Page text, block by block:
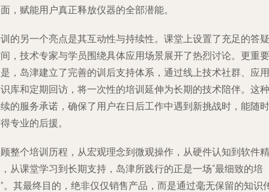
，赋能用户真正释放仪器的全部潜能。
的另一个亮点是其互动性与持续性。课堂上设置了充足的答疑
，技术专家与学员围绕具体应用场景展开了热烈讨论。更重要
，岛津建立了完善的训后支持体系，通过线上技术社群、应用
库和定期回访，将一次性的培训延伸为长期的技术陪伴。这种
的服务承诺，确保了用户在日后工作中遇到新挑战时，能随时
专业的后援。
整个培训历程，从宏观理念到微观操作，从硬件认知到软件精
从课堂学习到长期支持，岛津所践行的正是一场“最细致的培
。其最终目的，绝非仅仅销售产品，而是通过毫无保留的知识